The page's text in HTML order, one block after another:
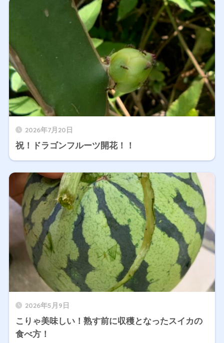
2026年7月20日
祝！ドラゴンフルーツ開花！！
2026年5月9日
こりゃ美味しい！熟す前に収穫となったスイカの
食べ方！